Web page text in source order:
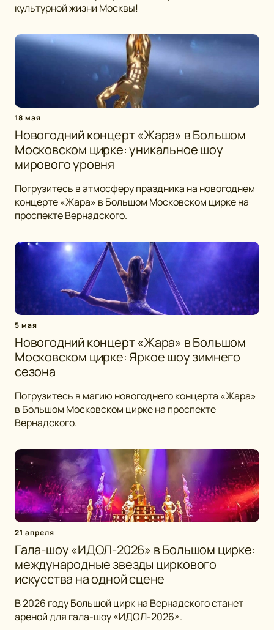
культурной жизни Москвы!
18 мая
Новогодний концерт «Жара» в Большом
Московском цирке: уникальное шоу
мирового уровня
Погрузитесь в атмосферу праздника на новогоднем
концерте «Жара» в Большом Московском цирке на
проспекте Вернадского.
5 мая
Новогодний концерт «Жара» в Большом
Московском цирке: Яркое шоу зимнего
сезона
Погрузитесь в магию новогоднего концерта «Жара»
в Большом Московском цирке на проспекте
Вернадского.
21 апреля
Гала-шоу «ИДОЛ-2026» в Большом цирке:
международные звезды циркового
искусства на одной сцене
В 2026 году Большой цирк на Вернадского станет
ареной для гала-шоу «ИДОЛ-2026».